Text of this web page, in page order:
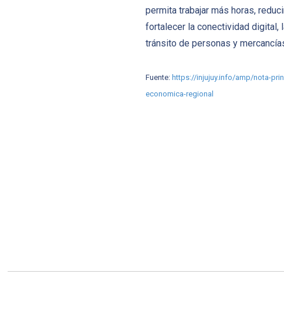
permita trabajar más horas,
fortalecer la conectividad digital,
tránsito de personas y
Fuente: https://injujuy.info/amp/nota-
economica-regional